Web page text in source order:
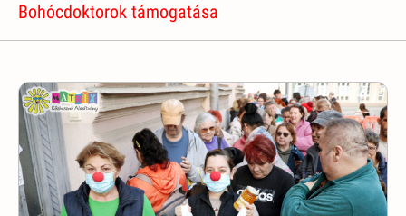
Bohócdoktorok támogatása